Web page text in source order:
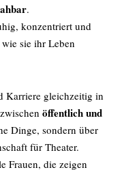
.
konzentriert und
sie ihr Leben
Karriere gleichzeitig in
öffentlich und
Dinge, sondern über
für Theater.
Frauen, die zeigen